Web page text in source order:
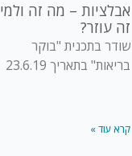
אבלציות – מה זה ולמי
זה עוזר?
שודר בתכנית "בוקר
בריאות" בתאריך 23.6.19
קרא עוד »